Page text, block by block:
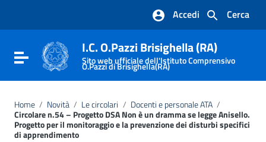
Vai al footer
Cerca
Accedi
Attiva / disattiva la navigazione
I.C. O.Pazzi Brisighella (RA)
Sito web ufficiale dell'Istituto Comprensivo
O.Pazzi di Brisighella(RA)
Home / Novità / Le circolari / Docenti e personale ATA /
Circolare n.54 – Progetto DSA Non è un dramma se legge Anisello.
Progetto per il monitoraggio e la prevenzione dei disturbi specifici
di apprendimento